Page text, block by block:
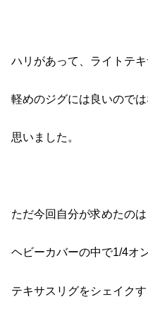
ハリがあって、ライトテ
軽めのジグには良いので
思いました。
ただ今回自分が求めたのは
ヘビーカバーの中で1/4オ
テキサスリグをシェイク